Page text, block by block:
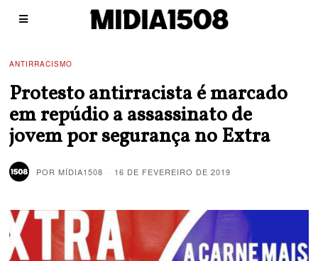
ANTIRRACISMO
Protesto antirracista é marcado
em repúdio a assassinato de
jovem por segurança no Extra
PORMÍDIA1508 16 DE FEVEREIRO DE 2019